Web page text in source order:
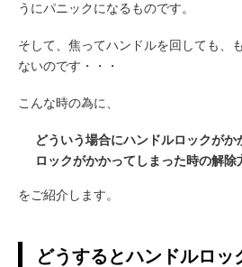
うにパニックになるものです。
そして、焦ってハンドルを回しても、
ないのです・・・
こんな時の為に、
どういう場合にハンドルロックがか
ロックがかかってしまった時の解除
をご紹介します。
どうするとハンドルロッ